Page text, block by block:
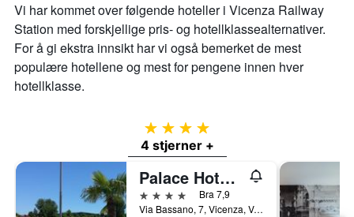
Vi har kommet over følgende hoteller i Vicenza Railway
Station med forskjellige pris- og hotellklassealternativer.
For å gi ekstra innsikt har vi også bemerket de mest
populære hotellene og mest for pengene innen hver
hotellklasse.
4 stjerner
4 stjerner +
Palace Hotel La Conchiglia d'Oro
4 stjerner
Bra 7,9
Via Bassano, 7, Vicenza, Veneto, Italia